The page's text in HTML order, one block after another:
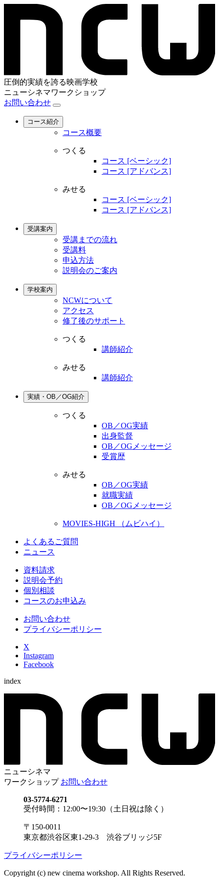
圧倒的実績を誇る映画学校
ニューシネマワークショップ
お問い合わせ
コース紹介
コース概要
つくる
コース [ベーシック]
コース [アドバンス]
みせる
コース [ベーシック]
コース [アドバンス]
受講案内
受講までの流れ
受講料
申込方法
説明会のご案内
学校案内
NCWについて
アクセス
修了後のサポート
つくる
講師紹介
みせる
講師紹介
実績・OB／OG紹介
つくる
OB／OG実績
出身監督
OB／OGメッセージ
受賞歴
みせる
OB／OG実績
就職実績
OB／OGメッセージ
MOVIES-HIGH （ムビハイ）
よくあるご質問
ニュース
資料請求
説明会予約
個別相談
コースのお申込み
お問い合わせ
プライバシーポリシー
X
Instagram
Facebook
index
ニューシネマ
ワークショップ お問い合わせ
03-5774-6271
受付時間：12:00〜19:30（土日祝は除く）
〒150-0011
東京都渋谷区東1-29-3 渋谷ブリッジ5F
プライバシーポリシー
Copyright (c) new cinema workshop. All Rights Reserved.